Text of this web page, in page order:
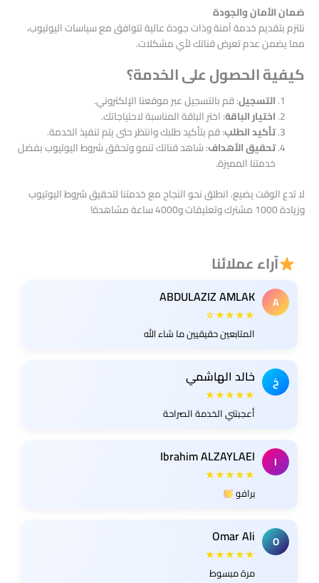
ضمان الأمان والجودة
نلتزم بتقديم خدمة آمنة وذات جودة عالية تتوافق مع سياسات اليوتيوب،
مما يضمن عدم تعرض قناتك لأي مشكلات.
كيفية الحصول على الخدمة؟
التسجيل: قم بالتسجيل عبر موقعنا الإلكتروني.
اختيار الباقة: اختر الباقة المناسبة لاحتياجاتك.
تأكيد الطلب: قم بتأكيد طلبك وانتظر حتى يتم تنفيذ الخدمة.
تحقيق الأهداف: شاهد قناتك تنمو وتحقق شروط اليوتيوب بفضل
خدمتنا المميزة.
لا تدع الوقت يضيع، انطلق نحو النجاح مع خدمتنا لتحقيق شروط اليوتيوب
وزيادة 1000 مشترك وتعليقات و4000 ساعة مشاهدة!
آراء عملائنا
A
ABDULAZIZ AMLAK
★★★★☆
المتابعين حقيقيين ما شاء الله
خ خالد الهاشمي
★★★★★
أعجبتني الخدمة الصراحة
I
Ibrahim ALZAYLAEI
★★★★★
برافو
O
Omar Ali
★★★★★
مرة مبسوط